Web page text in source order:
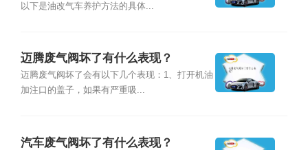
以下是油改气车养护方法的具体...
迈腾废气阀坏了有什么表现？
迈腾废气阀坏了会有以下几个表现：1、打开机油
加注口的盖子，如果有严重吸...
汽车废气阀坏了有什么表现？